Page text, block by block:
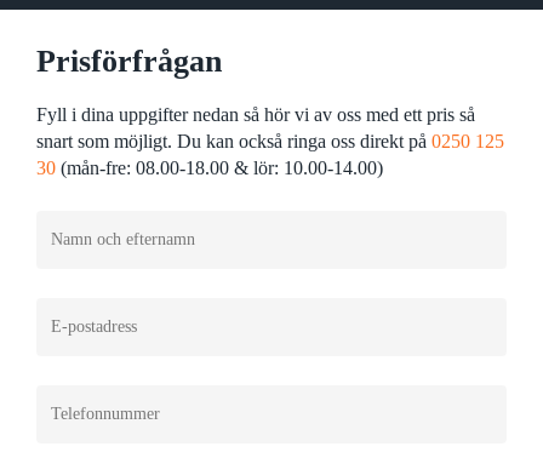
Prisförfrågan
Fyll i dina uppgifter nedan så hör vi av oss med ett pris så
snart som möjligt. Du kan också ringa oss direkt på 0250 125
30 (mån-fre: 08.00-18.00 & lör: 10.00-14.00)